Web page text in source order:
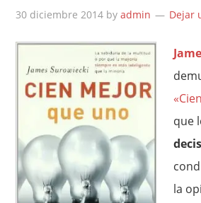
30 diciembre 2014 byadmin Dejar
que
la